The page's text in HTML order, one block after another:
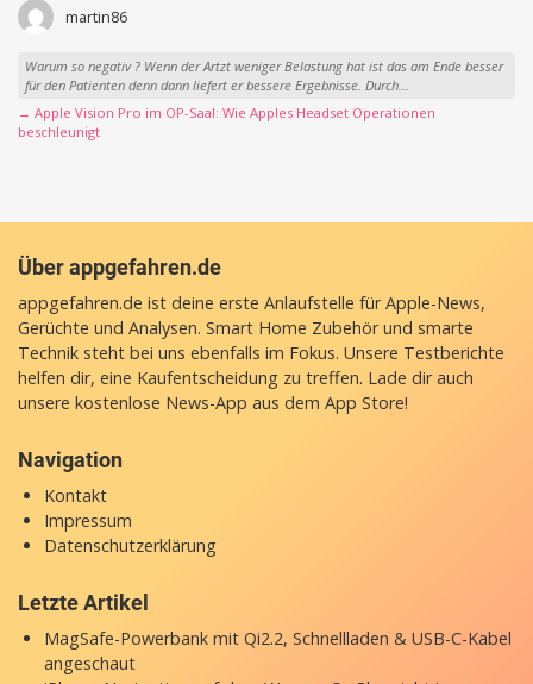
martin86
Warum so negativ ? Wenn der Artzt weniger Belastung hat ist das am Ende besser
für den Patienten denn dann liefert er bessere Ergebnisse. Durch...
→ Apple Vision Pro im OP-Saal: Wie Apples Headset Operationen
beschleunigt
Über appgefahren.de
appgefahren.de ist deine erste Anlaufstelle für Apple-News,
Gerüchte und Analysen. Smart Home Zubehör und smarte
Technik steht bei uns ebenfalls im Fokus. Unsere Testberichte
helfen dir, eine Kaufentscheidung zu treffen. Lade dir auch
unsere kostenlose News-App aus dem App Store!
Navigation
Kontakt
Impressum
Datenschutzerklärung
Letzte Artikel
MagSafe-Powerbank mit Qi2.2, Schnellladen & USB-C-Kabel
angeschaut